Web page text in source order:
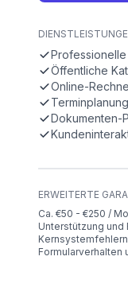
Öffentliche
Online-
Dokumenten-
ERWEITERTE
Ca. €50 - €250 /
Unterstützung
Formularverhalten